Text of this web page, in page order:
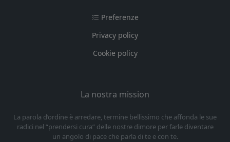
Preferenze
Privacy policy
Cookie policy
La nostra mission
La parola d’ordine è arredare, termine bellissimo che affonda le sue
radici nel “prendersi cura” delle nostre dimore per farle diventare
un angolo di pace che parla di te e con te.